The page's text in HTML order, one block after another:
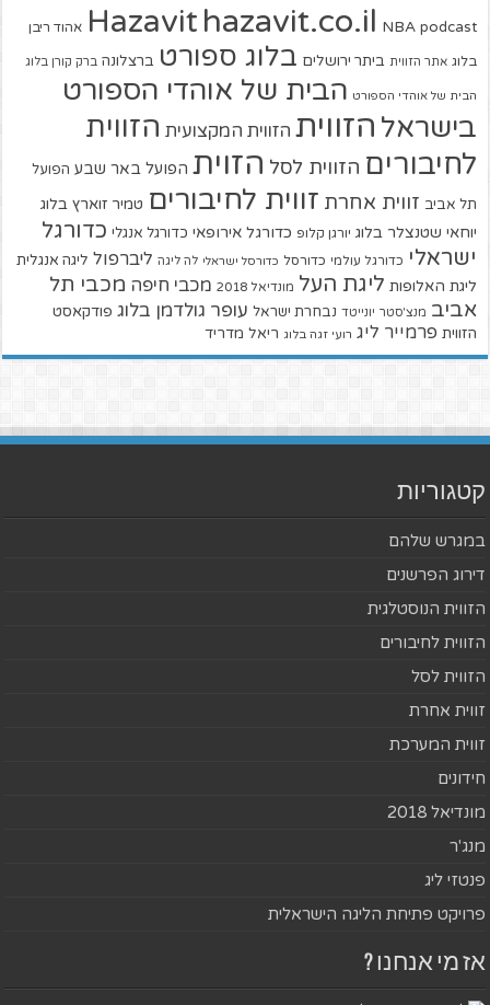
Hazavit hazavit.co.il NBA podcast אהוד ריבן
בלוג אתר הזווית ביתר ירושלים בלוג ספורט ברצלונה ברק קורן בלוג
הבית של אוהדי הספורט הבית של אוהדי הספורט
בישראל הזווית הזווית המקצועית הזווית
לחיבורים הזווית לסל הזוית הפועל באר שבע הפועל
תל אביב זווית אחרת זווית לחיבורים טמיר זוארץ בלוג
יוחאי שטנצלר בלוג יורגן קלופ כדורגל אירופאי כדורגל אנגלי כדורגל
ישראלי כדורגל עולמי כדורסל כדורסל ישראלי לה ליגה ליברפול ליגה אנגלית
ליגת האלופות ליגת העל מונדיאל 2018 מכבי חיפה מכבי תל
אביב מנצ'סטר יונייטד נבחרת ישראל עופר גולדמן בלוג פודקאסט
הזווית פרמייר ליג רועי זגה בלוג ריאל מדריד
קטגוריות
במגרש שלהם
דירוג הפרשנים
הזווית הנוסטלגית
הזווית לחיבורים
הזווית לסל
זווית אחרת
זווית המערכת
חידונים
מונדיאל 2018
מנג'ר
פנטזי ליג
פרויקט פתיחת הליגה הישראלית
אז מי אנחנו ?